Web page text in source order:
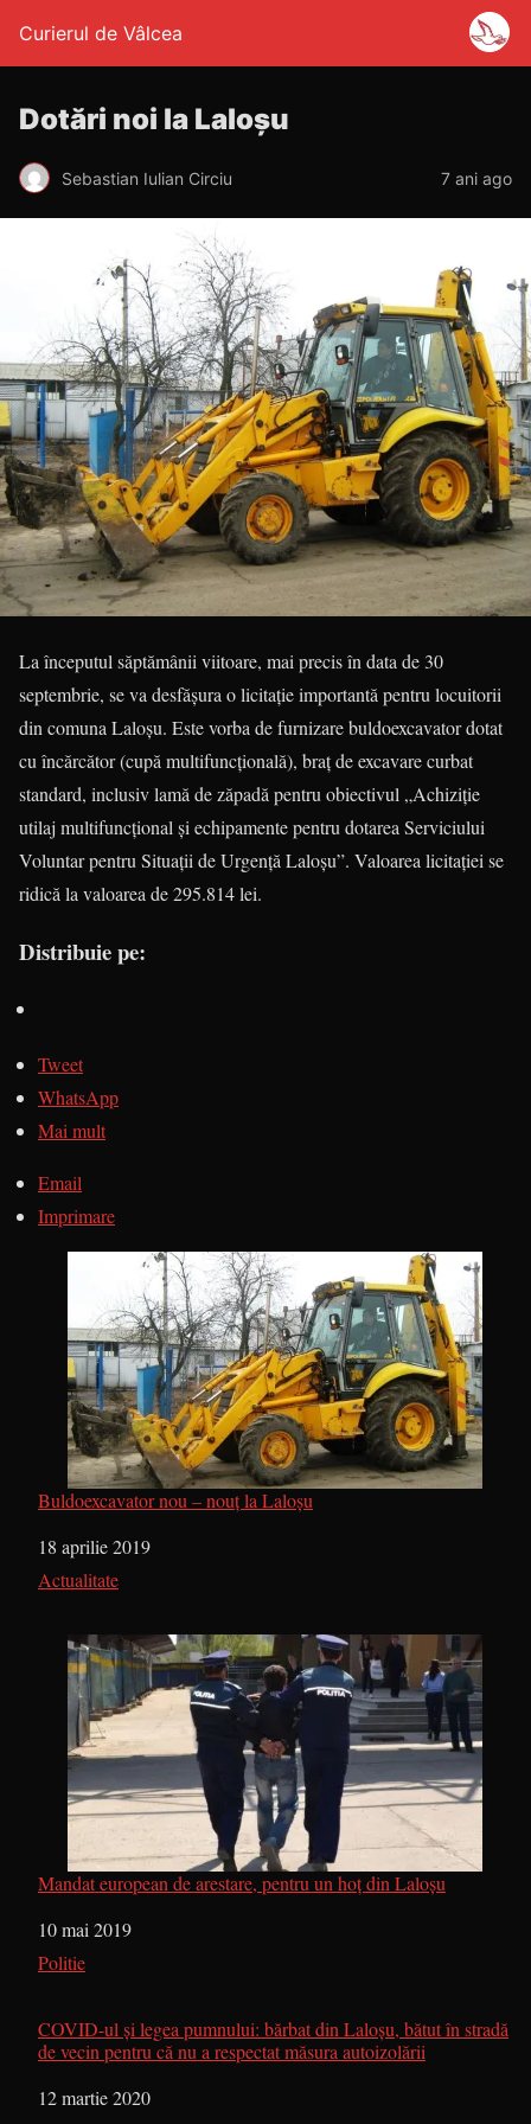
Curierul de Vâlcea
Dotări noi la Laloșu
Sebastian Iulian Circiu 7 ani ago
La începutul săptămânii viitoare, mai precis în data de 30
septembrie, se va desfășura o licitație impor­tantă pentru locuitorii
din comuna Laloșu. Este vorba de furnizare buldoexcavator dotat
cu încărcător (cupă multifuncțională), braț de excavare curbat
standard, inclusiv lamă de zăpadă pentru obiectivul „Achiziție
utilaj multifuncțional și echipamente pentru dotarea Serviciului
Voluntar pentru Situații de Urgență Laloșu”. Valoarea licitației se
ridică la valoarea de 295.814 lei.
Distribuie pe:
Tweet
WhatsApp
Mai mult
Email
Imprimare
Buldoexcavator nou – nouț la Laloșu
Dată
18 aprilie 2019
În legătură cu
Actualitate
Mandat european de arestare, pentru un hoț din Laloșu
Dată
10 mai 2019
În legătură cu
Politie
COVID-ul și legea pumnului: bărbat din Laloșu, bătut în stradă
de vecin pentru că nu a respectat măsura autoizolării
Dată
12 martie 2020